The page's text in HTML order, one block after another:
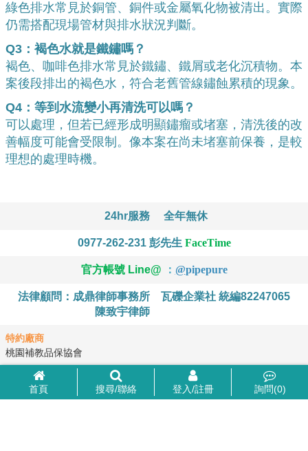
首頁 搜尋/聯絡 登入/註冊 詢問(0)
綠色排水常見於銅管、銅件或金屬氧化物被清出。實際
仍需搭配現場管材與排水狀況判斷。
Q3：褐色水就是鐵鏽嗎？
褐色、咖啡色排水常見於鐵鏽、鐵屑或老化沉積物。本
案後段排出的褐色水，符合老舊管線鏽蝕累積的現象。
Q4：等到水流變小再清洗可以嗎？
可以處理，但若已經形成明顯鏽瘤或堵塞，清洗後的改
善幅度可能會受限制。像本案在尚未堵塞前保養，是較
理想的處理時機。
24hr服務 全年無休
0977-262-231 彭先生 FaceTime
官方帳號 Line@ ： @pipepure
法律顧問：成鼎律師事務所
陳致宇律師
瓦礫企業社 統編82247065
特約廠商
桃園補教品保協會